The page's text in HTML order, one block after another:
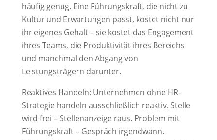
häufig genug. Eine Führungskraft, die nicht zu
Kultur und Erwartungen passt, kostet nicht nur
ihr eigenes Gehalt – sie kostet das Engagement
ihres Teams, die Produktivität ihres Bereichs
und manchmal den Abgang von
Leistungsträgern darunter.
Reaktives Handeln: Unternehmen ohne HR-
Strategie handeln ausschließlich reaktiv. Stelle
wird frei – Stellenanzeige raus. Problem mit
Führungskraft – Gespräch irgendwann.